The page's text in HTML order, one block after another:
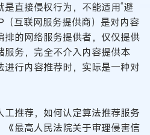
直接侵权行为，不能适用“避
（互联网服务提供商）是对内容
排的网络服务提供者，仅仅提供
服务，完全不介入内容提供本
行内容推荐时，实际是一种对
推荐，如何认定算法推荐服务
《最高人民法院关于审理侵害信